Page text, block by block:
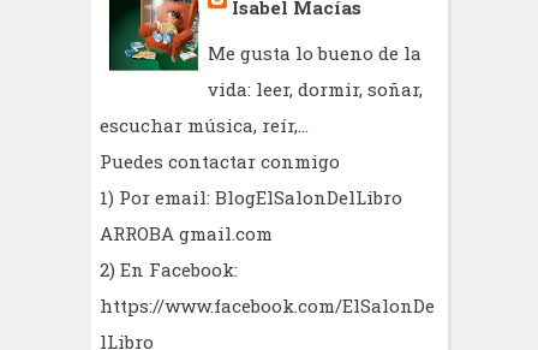
Isabel Macías
Me gusta lo bueno de la
vida: leer, dormir, soñar,
escuchar música, reír,...
Puedes contactar conmigo
1) Por email: BlogElSalonDelLibro
ARROBA gmail.com
2) En Facebook:
https://www.facebook.com/ElSalonDe
lLibro